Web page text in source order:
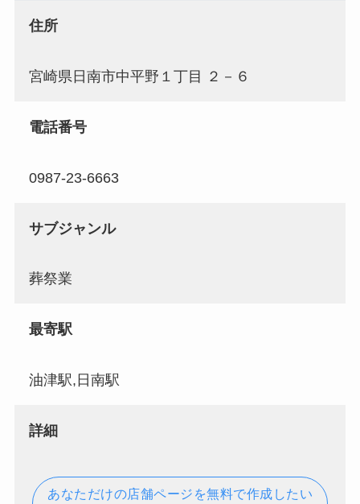
住所
宮崎県日南市中平野１丁目 ２－６
電話番号
0987-23-6663
サブジャンル
葬祭業
最寄駅
油津駅,日南駅
詳細
あなただけの店舗ページを無料で作成したい